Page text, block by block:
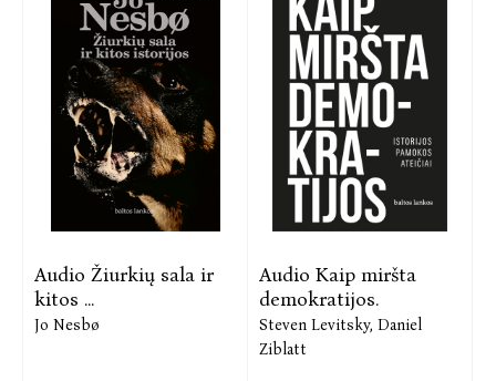
Audio Žiurkių sala ir
kitos ...
Jo Nesbø
Audio Kaip miršta
demokratijos.
Steven Levitsky, Daniel
Ziblatt